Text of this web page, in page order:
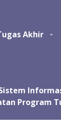
Akhir